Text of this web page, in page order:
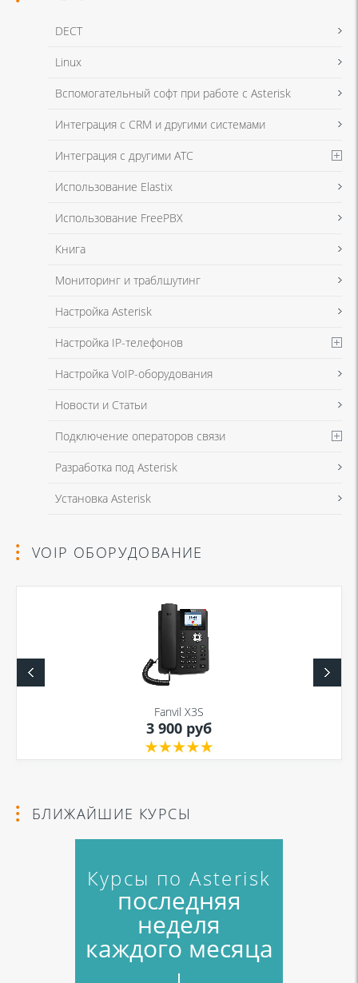
Я даю согласие на обработку моих персональных данных для связи
в соответствии с Политикой в отношении обработки персональных
Я даю согласие на обработку моих персональных данных для связи
в соответствии с Политикой в отношении обработки персональных
DECT
Linux
Вспомогательный софт при работе с Asterisk
Интеграция с CRM и другими системами
Интеграция с другими АТС
Использование Elastix
Использование FreePBX
Книга
Мониторинг и траблшутинг
Настройка Asterisk
Настройка IP-телефонов
Настройка VoIP-оборудования
Новости и Статьи
Подключение операторов связи
Разработка под Asterisk
Установка Asterisk
VOIP ОБОРУДОВАНИЕ
Fanvil X3S
3 900 руб
БЛИЖАЙШИЕ КУРСЫ
Курсы по Asterisk
последняя
неделя
каждого месяца